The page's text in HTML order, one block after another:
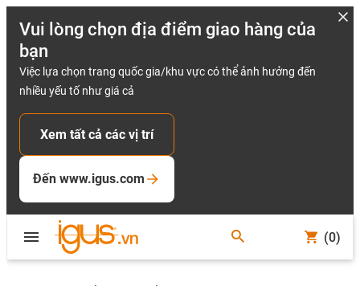
Vui lòng chọn địa điểm giao hàng của
bạn
Việc lựa chọn trang quốc gia/khu vực có thể ảnh hưởng đến
nhiều yếu tố như giá cả
Xem tất cả các vị trí
Đến www.igus.com
(0)